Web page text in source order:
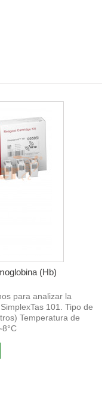
(Hb)
para analizar la
101. Tipo de
Temperatura de